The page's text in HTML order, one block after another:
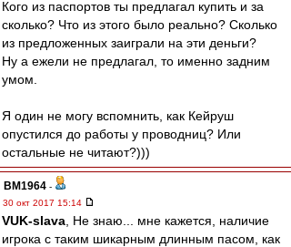
Кого из паспортов ты предлагал купить и за
сколько? Что из этого было реально? Сколько
из предложенных заиграли на эти деньги?
Ну а ежели не предлагал, то именно задним
умом.
Я один не могу вспомнить, как Кейруш
опустился до работы у проводниц? Или
остальные не читают?)))
BM1964 -
30 окт 2017 15:14
VUK-slava , Не знаю... мне кажется, наличие
игрока с таким шикарным длинным пасом, как